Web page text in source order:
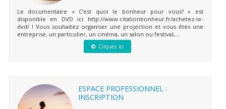
Le documentaire « C’est quoi le bonheur pour vous? » est
disponible en DVD ici http://www.citationbonheur.fr/achetez-le-
dvd/ ! Vous souhaitez organiser une projection et vous êtes une
entreprise, un particulier, un cinéma, un salon ou festival,...
Cliquez ici
ESPACE PROFESSIONNEL :
INSCRIPTION